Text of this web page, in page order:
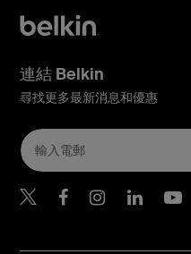
連結 Belkin
尋找更多最新消息和優惠
Belkin Twitter
Belkin
Belkin